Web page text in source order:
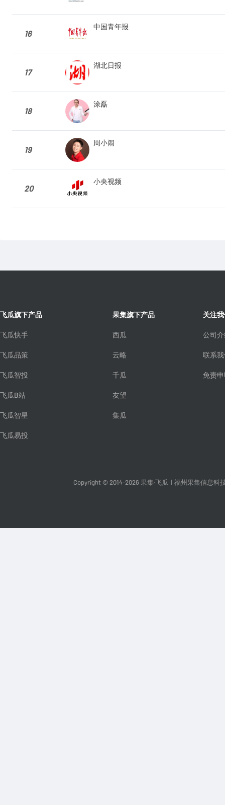
16
中国青年报
17
湖北日报
18
涂磊
19
周小闹
20
小央视频
飞瓜旗下产品
飞瓜快手
飞瓜品策
飞瓜智投
飞瓜B站
飞瓜智星
飞瓜易投
果集旗下产品
西瓜
云略
千瓜
友望
集瓜
关注
公司
联系
免责
Copyright © 2014-2026 果集·飞瓜 福州果集信息科